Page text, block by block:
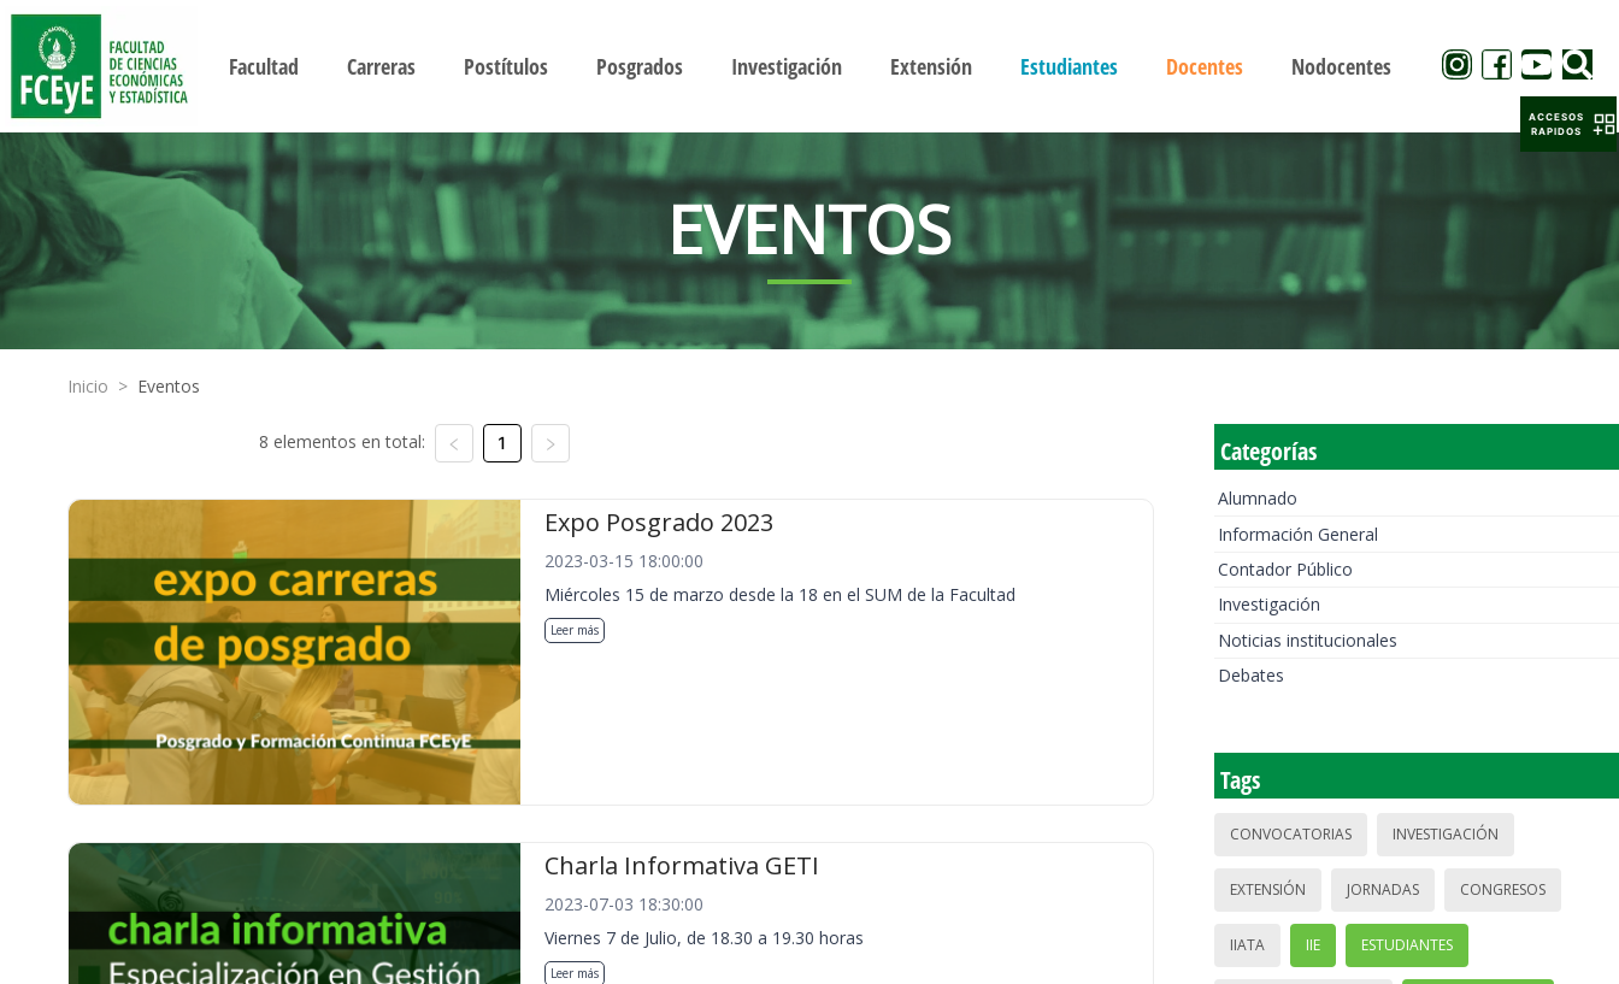
Facultad Carreras Postítulos Posgrados Investigación Extensión Estudiantes Docentes Nodocentes
EVENTOS
Inicio > Eventos
8 elementos en total: 1
Expo Posgrado 2023
2023-03-15 18:00:00
Miércoles 15 de marzo desde la 18 en el SUM de la Facultad
Leer más
Charla Informativa GETI
2023-07-03 18:30:00
Viernes 7 de Julio, de 18.30 a 19.30 horas
Leer más
Categorías
Alumnado
Información General
Contador Público
Investigación
Noticias institucionales
Debates
Tags
CONVOCATORIAS INVESTIGACIÓN
EXTENSIÓN JORNADAS CONGRESOS
IIATA IIE ESTUDIANTES
ACCESOS
RAPIDOS